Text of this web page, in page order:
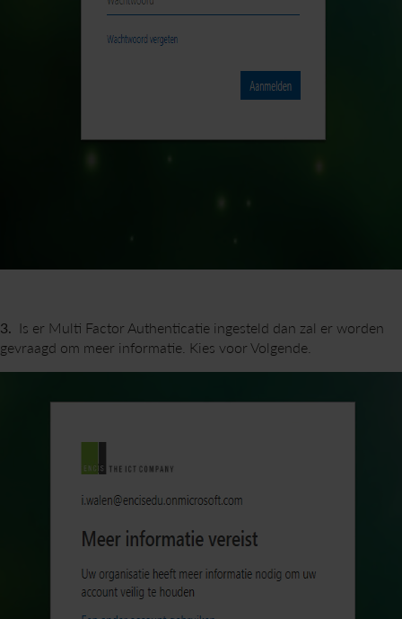
3. Is er Multi Factor Authenticatie ingesteld dan zal er worden
gevraagd om meer informatie. Kies voor Volgende.